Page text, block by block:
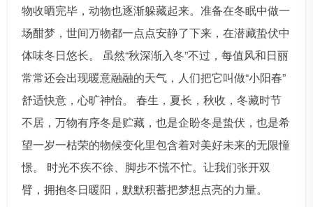
物收晒完毕，动物也逐渐躲藏起来。准备在冬眠中做一
场酣梦，世间万物都一点点安静了下来，在潜藏蛰伏中
体味冬日悠长。 虽然“秋深渐入冬”不过，每值风和日丽
常常还会出现暖意融融的天气，人们把它叫做“小阳春”
舒适快意，心旷神怡。 春生，夏长，秋收，冬藏时节
不居，万物有序冬是贮藏，也是企盼冬是蛰伏，也是希
望一岁一枯荣的物候变化里包含着对美好未来的无限憧
憬。 时光不疾不徐、脚步不慌不忙。让我们张开双
臂，拥抱冬日暖阳，默默积蓄把梦想点亮的力量。